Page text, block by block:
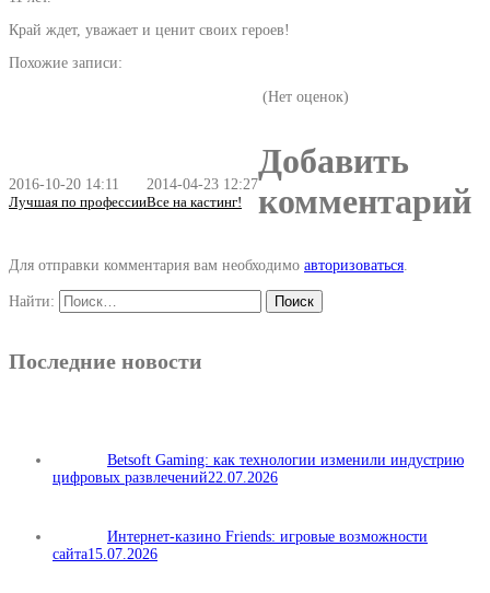
Край ждет, уважает и ценит своих героев!
Похожие записи:
2016-10-20 14:11
Лучшая по профессии
2014-04-23 12:27
Все на кастинг!
(Нет оценок)
Добавить
комментарий
Для отправки комментария вам необходимо авторизоваться
Найти:
Последние новости
Betsoft Gaming: как технологии изменили индустрию
цифровых развлечений22.07.2026
Интернет-казино Friends: игровые возможности
сайта15.07.2026